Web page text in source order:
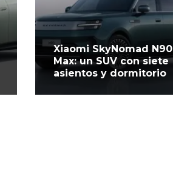
Xiaomi SkyNomad N90
Max: un SUV con siete
asientos y dormitorio